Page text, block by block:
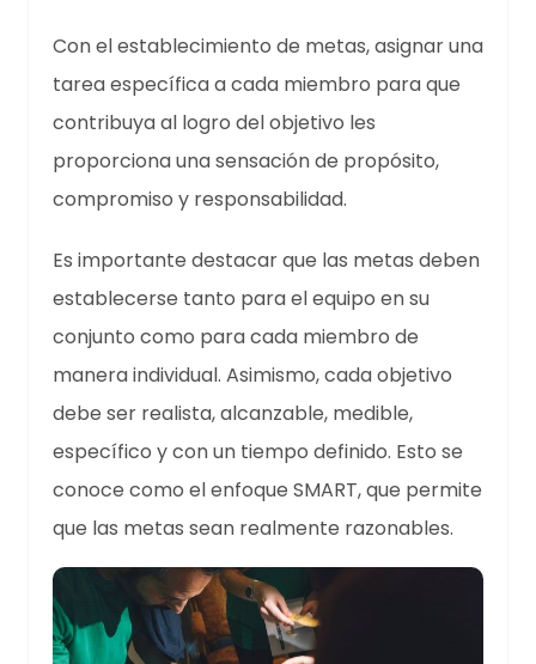
Con el establecimiento de metas, asignar una
tarea específica a cada miembro para que
contribuya al logro del objetivo les
proporciona una sensación de propósito,
compromiso y responsabilidad.
Es importante destacar que las metas deben
establecerse tanto para el equipo en su
conjunto como para cada miembro de
manera individual. Asimismo, cada objetivo
debe ser realista, alcanzable, medible,
específico y con un tiempo definido. Esto se
conoce como el enfoque SMART, que permite
que las metas sean realmente razonables.